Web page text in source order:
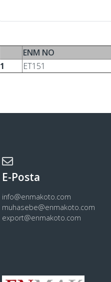
ENM NO
1
ET151
E-Posta
info@enmakoto.com
muhasebe@enmakoto.com
export@enmakoto.com